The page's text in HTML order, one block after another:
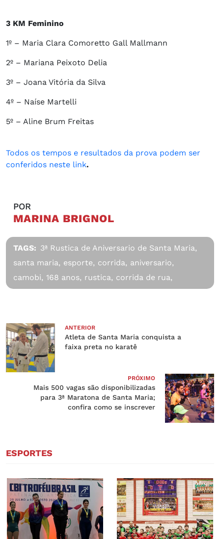
3 KM Feminino
1º – Maria Clara Comoretto Gall Mallmann
2º – Mariana Peixoto Delia
3º – Joana Vitória da Silva
4º – Naíse Martelli
5º – Aline Brum Freitas
Todos os tempos e resultados da prova podem ser
conferidos neste link.
POR
MARINA BRIGNOL
TAGS: 3ª Rustica de Aniversario de Santa Maria,
santa maria, esporte, corrida, aniversario,
camobi, 168 anos, rustica, corrida de rua,
ANTERIOR
Atleta de Santa Maria conquista a
faixa preta no karatê
PRÓXIMO
Mais 500 vagas são disponibilizadas
para 3ª Maratona de Santa Maria;
confira como se inscrever
ESPORTES